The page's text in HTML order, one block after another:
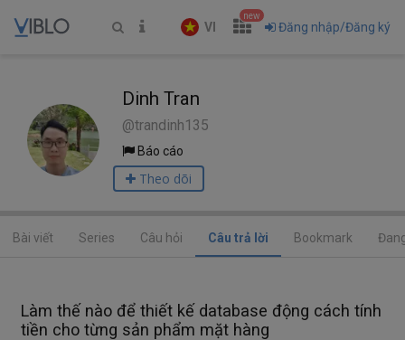
VI
new
Đăng nhập/Đăng ký
Dinh Tran
@trandinh135
Báo cáo
Theo dõi
Bài viết Series Câu hỏi Câu trả lời Bookmark
Làm thế nào để thiết kế database động cách tính
tiền cho từng sản phẩm mặt hàng